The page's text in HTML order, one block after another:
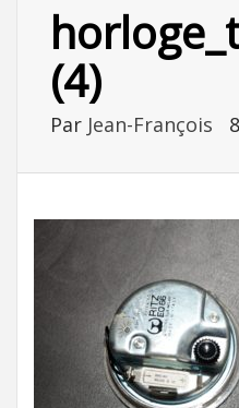
(4)
Par Jean-François